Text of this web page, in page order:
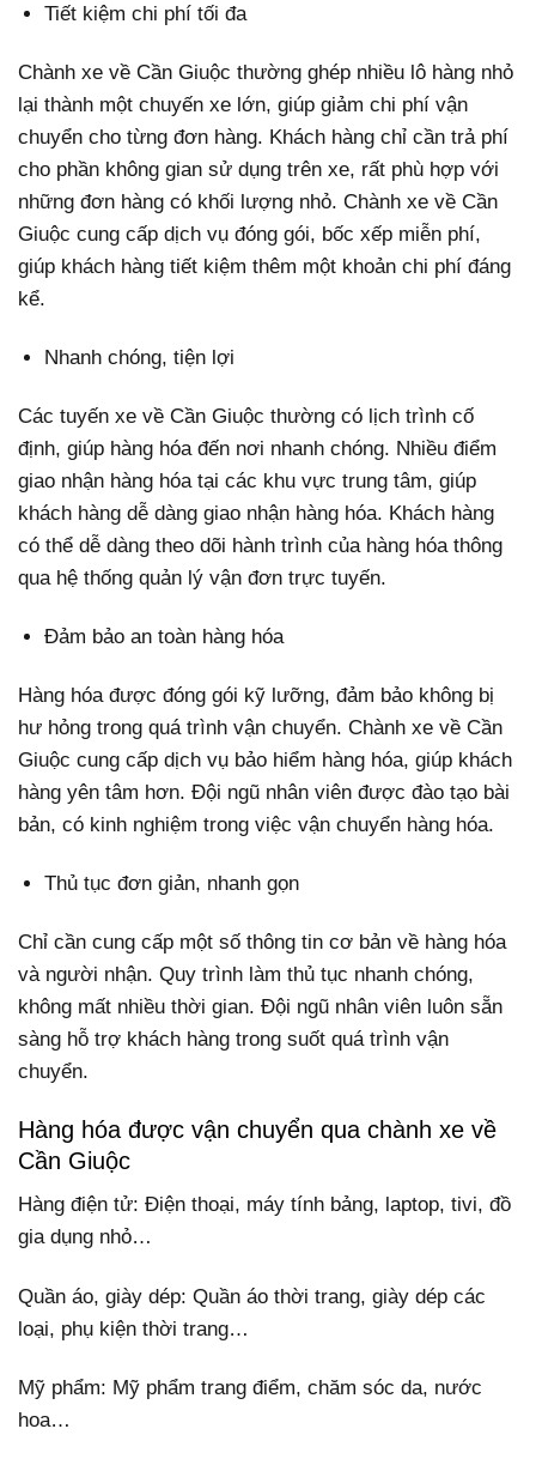
Tiết kiệm chi phí tối đa
Chành xe về Cần Giuộc thường ghép nhiều lô hàng nhỏ
lại thành một chuyến xe lớn, giúp giảm chi phí vận
chuyển cho từng đơn hàng. Khách hàng chỉ cần trả phí
cho phần không gian sử dụng trên xe, rất phù hợp với
những đơn hàng có khối lượng nhỏ. Chành xe về Cần
Giuộc cung cấp dịch vụ đóng gói, bốc xếp miễn phí,
giúp khách hàng tiết kiệm thêm một khoản chi phí đáng
kể.
Nhanh chóng, tiện lợi
Các tuyến xe về Cần Giuộc thường có lịch trình cố
định, giúp hàng hóa đến nơi nhanh chóng. Nhiều điểm
giao nhận hàng hóa tại các khu vực trung tâm, giúp
khách hàng dễ dàng giao nhận hàng hóa. Khách hàng
có thể dễ dàng theo dõi hành trình của hàng hóa thông
qua hệ thống quản lý vận đơn trực tuyến.
Đảm bảo an toàn hàng hóa
Hàng hóa được đóng gói kỹ lưỡng, đảm bảo không bị
hư hỏng trong quá trình vận chuyển. Chành xe về Cần
Giuộc cung cấp dịch vụ bảo hiểm hàng hóa, giúp khách
hàng yên tâm hơn. Đội ngũ nhân viên được đào tạo bài
bản, có kinh nghiệm trong việc vận chuyển hàng hóa.
Thủ tục đơn giản, nhanh gọn
Chỉ cần cung cấp một số thông tin cơ bản về hàng hóa
và người nhận. Quy trình làm thủ tục nhanh chóng,
không mất nhiều thời gian. Đội ngũ nhân viên luôn sẵn
sàng hỗ trợ khách hàng trong suốt quá trình vận
chuyển.
Hàng hóa được vận chuyển qua chành xe về
Cần Giuộc
Hàng điện tử: Điện thoại, máy tính bảng, laptop, tivi, đồ
gia dụng nhỏ…
Quần áo, giày dép: Quần áo thời trang, giày dép các
loại, phụ kiện thời trang…
Mỹ phẩm: Mỹ phẩm trang điểm, chăm sóc da, nước
hoa…